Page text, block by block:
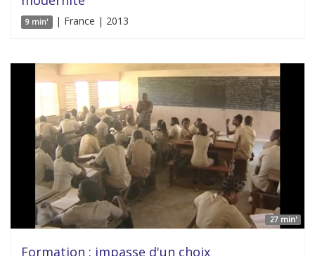
9 min' | France | 2013
27 min'
Formation : impasse d'un choix